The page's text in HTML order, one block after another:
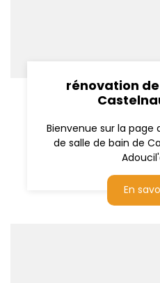
rénovation
Bienvenue sur la page
de salle de bain de
En